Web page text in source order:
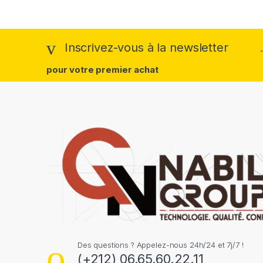
Inscrivez-vous à la newsletter
pour votre premier achat
Des questions ? Appelez-nous 24h/24 et 7j/7 !
(+212) 06.65.60.22.11